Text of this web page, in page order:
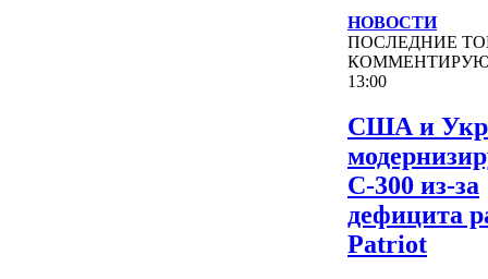
НОВОСТИ
ПОСЛЕДНИЕ
13:00
США и
С-300 из-за
дефицита
Patriot